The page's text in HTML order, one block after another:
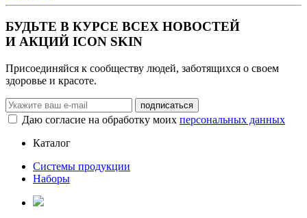
БУДЬТЕ В КУРСЕ ВСЕХ НОВОСТЕЙ
И АКЦИЙ ICON SKIN
Присоединяйся к сообществу людей, заботящихся о своем
здоровье и красоте.
Даю согласие на обработку моих персональных данных
Каталог
Системы продукции
Наборы